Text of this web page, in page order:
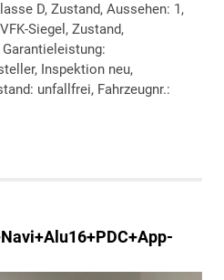
D, Zustand, Aussehen: 1,
Siegel, Zustand,
Inspektion neu,
unfallfrei, Fahrzeugnr.:
drucken